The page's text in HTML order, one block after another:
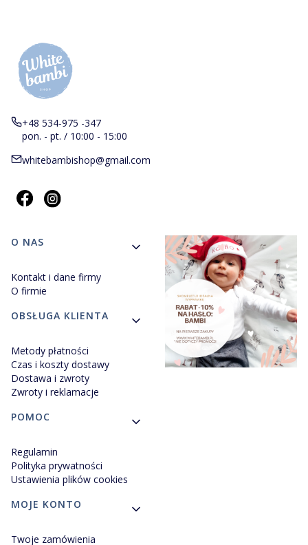
+48 534-975 -347
pon. - pt. / 10:00 - 15:00
whitebambishop@gmail.com
Linki w stopce
O NAS
Kontakt i dane firmy
O firmie
OBSŁUGA KLIENTA
Metody płatności
Czas i koszty dostawy
Dostawa i zwroty
Zwroty i reklamacje
POMOC
Regulamin
Polityka prywatności
Ustawienia plików cookies
MOJE KONTO
Twoje zamówienia